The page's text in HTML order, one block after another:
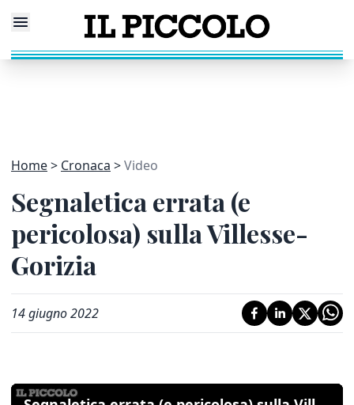
Home Cronaca Video
Segnaletica errata (e
pericolosa) sulla Villesse-
Gorizia
14 giugno 2022